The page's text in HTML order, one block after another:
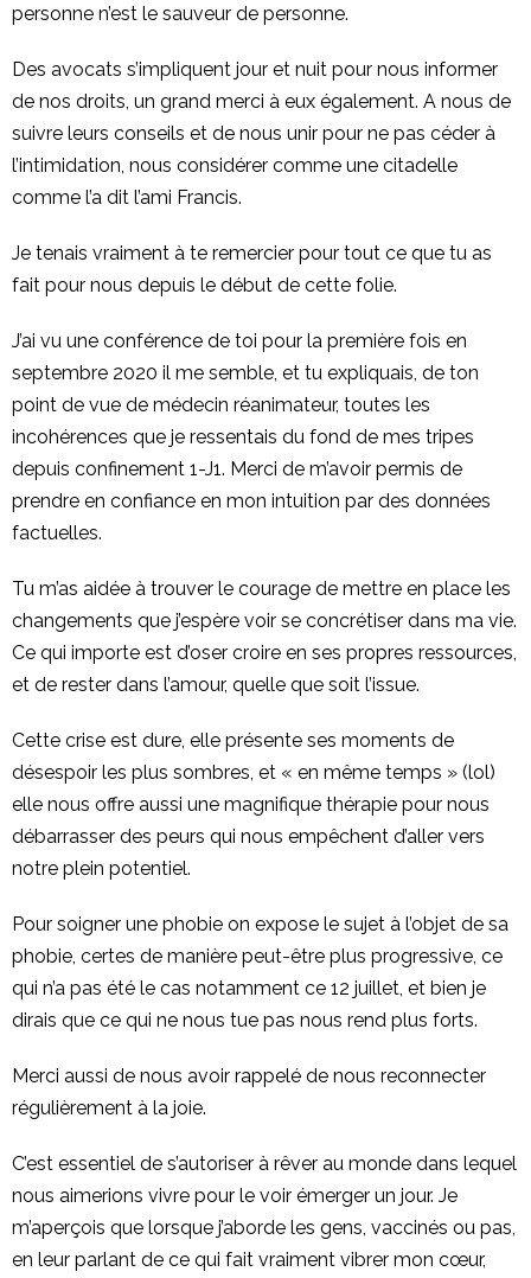
personne n’est le sauveur de personne.
Des avocats s’impliquent jour et nuit pour nous informer
de nos droits, un grand merci à eux également. A nous de
suivre leurs conseils et de nous unir pour ne pas céder à
l’intimidation, nous considérer comme une citadelle
comme l’a dit l’ami Francis.
Je tenais vraiment à te remercier pour tout ce que tu as
fait pour nous depuis le début de cette folie.
J’ai vu une conférence de toi pour la première fois en
septembre 2020 il me semble, et tu expliquais, de ton
point de vue de médecin réanimateur, toutes les
incohérences que je ressentais du fond de mes tripes
depuis confinement 1-J1. Merci de m’avoir permis de
prendre en confiance en mon intuition par des données
factuelles.
Tu m’as aidée à trouver le courage de mettre en place les
changements que j’espère voir se concrétiser dans ma vie.
Ce qui importe est d’oser croire en ses propres ressources,
et de rester dans l’amour, quelle que soit l’issue.
Cette crise est dure, elle présente ses moments de
désespoir les plus sombres, et « en même temps » (lol)
elle nous offre aussi une magnifique thérapie pour nous
débarrasser des peurs qui nous empêchent d’aller vers
notre plein potentiel.
Pour soigner une phobie on expose le sujet à l’objet de sa
phobie, certes de manière peut-être plus progressive, ce
qui n’a pas été le cas notamment ce 12 juillet, et bien je
dirais que ce qui ne nous tue pas nous rend plus forts.
Merci aussi de nous avoir rappelé de nous reconnecter
régulièrement à la joie.
C’est essentiel de s’autoriser à rêver au monde dans lequel
nous aimerions vivre pour le voir émerger un jour. Je
m’aperçois que lorsque j’aborde les gens, vaccinés ou pas,
en leur parlant de ce qui fait vraiment vibrer mon cœur,